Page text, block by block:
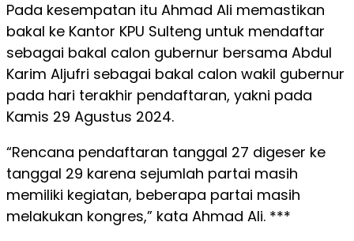
Pada kesempatan itu Ahmad Ali memastikan
bakal ke Kantor KPU Sulteng untuk mendaftar
sebagai bakal calon gubernur bersama Abdul
Karim Aljufri sebagai bakal calon wakil gubernur
pada hari terakhir pendaftaran, yakni pada
Kamis 29 Agustus 2024.
“Rencana pendaftaran tanggal 27 digeser ke
tanggal 29 karena sejumlah partai masih
memiliki kegiatan, beberapa partai masih
melakukan kongres,” kata Ahmad Ali. ***